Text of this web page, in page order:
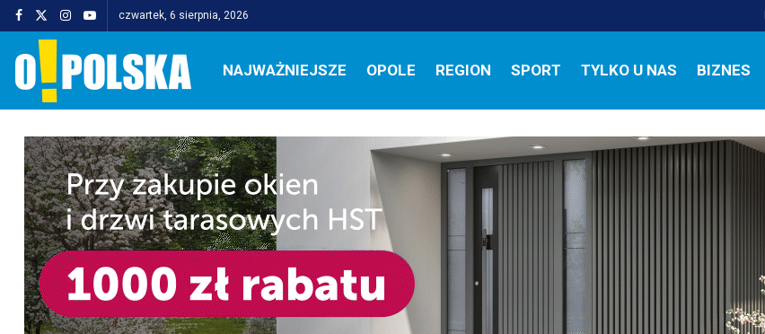
czwartek, 6 sierpnia, 2026
NAJWAŻNIEJSZE OPOLE REGION SPORT TYLKO U NAS BIZNES